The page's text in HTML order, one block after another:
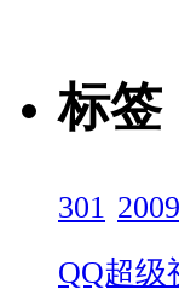
标签
301 2009
QQ超级